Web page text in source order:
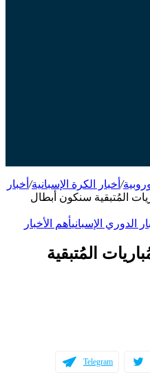
/ أخبار الكرة الإسبانية/ أخبار
المُتبقية سنكون أبطال
الدوري الإسبانيأهم الأخبار
المُتبقية
Telegram